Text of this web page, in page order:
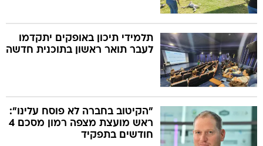
תלמידי תיכון באופקים יתקדמו
לעבר תואר ראשון בתוכנית חדשה
"הקיטוב בחברה לא פוסח עלינו":
ראש מועצת מצפה רמון מסכם 4
חודשים בתפקיד